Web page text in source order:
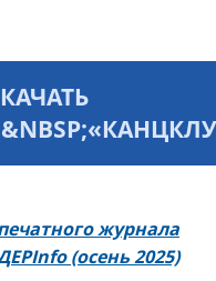
журнала
(осень 2025)